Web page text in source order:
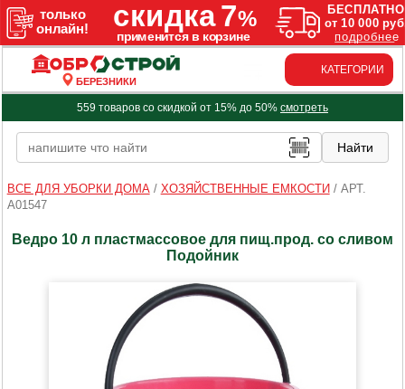
БЕРЕЗНИКИ
КАТЕГОРИИ
559 товаров со скидкой от 15% до 50% смотреть
ВСЕ ДЛЯ УБОРКИ ДОМА/ ХОЗЯЙСТВЕННЫЕ ЕМКОСТИ / АРТ.
A01547
Ведро 10 л пластмассовое для пищ.прод. со сливом
Подойник